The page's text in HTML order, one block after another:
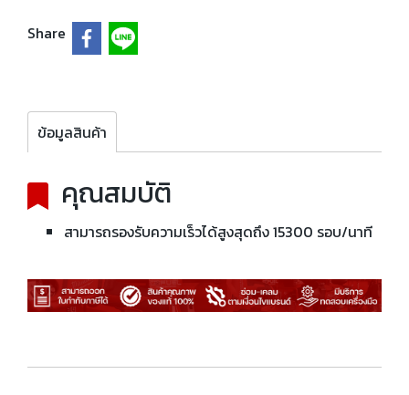
Share
ข้อมูลสินค้า
คุณสมบัติ
สามารถรองรับความเร็วได้สูงสุดถึง 15300 รอบ/นาที